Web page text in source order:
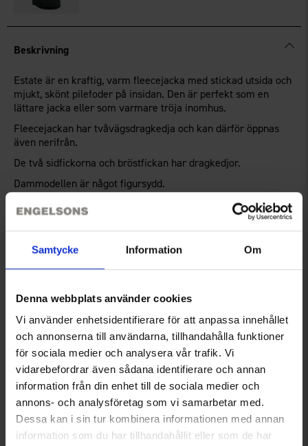
Samtycke Information Om
Denna webbplats använder cookies
Vi använder enhetsidentifierare för att anpassa innehållet
och annonserna till användarna, tillhandahålla funktioner
för sociala medier och analysera vår trafik. Vi
vidarebefordrar även sådana identifierare och annan
information från din enhet till de sociala medier och
annons- och analysföretag som vi samarbetar med.
Dessa kan i sin tur kombinera informationen med annan
information som du har tillhandahållit eller som de har
Beskrivning
Estate är en kraftig, varm fleecejacka med stickad utsida och
mjukt, skönt pilefoder på insidan. Den är perfekt som en
lättare jacka eller som varmare tröja inomhus.
Fleecejackan har tvåvägsdragkedja och kan därför öppnas
även nerifrån.
De två sidfickorna och bröstfickan har dragkedjor.
Dammodellen är något figursydd.
Teknisk specifikation
Recensioner
Du kanske också behöver